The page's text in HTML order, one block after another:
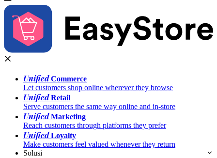
UnifiedCommerce
Let customers shop online wherever they browse
UnifiedRetail
Serve customers the same way online and in-store
UnifiedMarketing
Reach customers through platforms they prefer
UnifiedLoyalty
Make customers feel valued whenever they return
Solusi